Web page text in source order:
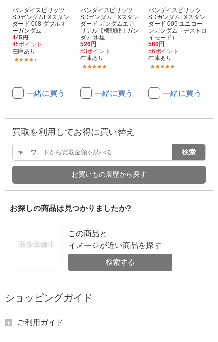
バンダイスピリッツ
SDガンダムEXスタン
ダード 008 ダブルオ
ーガンダム
445円
45ポイント
在庫あり
一緒に買う
バンダイスピリッツ
SDガンダム EXスタン
ダード ガンダムエア
リアル【機動戦士ガン
ダム 水星...
526円
53ポイント
在庫あり
一緒に買う
バンダイスピリッツ
SDガンダムEXスタン
ダード 005 ユニコー
ンガンダム（デストロ
イモード）
560円
56ポイント
在庫あり
一緒に買う
買取を利用してお得に買い替え
検索
お買いもの履歴から探す
お探しの商品は見つかりましたか?
この商品と
イメージが近い商品を探す
検索する
ショッピングガイド
ご利用ガイド